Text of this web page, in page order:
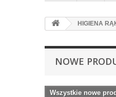
HIGIENA
NOWE
Wszystkie nowe